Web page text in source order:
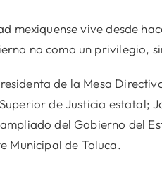
vive desde
no como un privilegio,
de la Mesa
de Justicia estatal;
del Gobierno del
Municipal de Toluca.